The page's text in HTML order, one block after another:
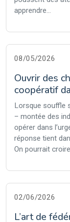
apprendre...
08/05/2026
Ouvrir des
coopératif
Lorsque souffle
– montée des
opérer dans
réponse tient
On pourrait
02/06/2026
L’art de